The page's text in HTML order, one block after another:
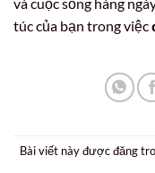
túc của bạn trong việc
Bài viết này được đăng